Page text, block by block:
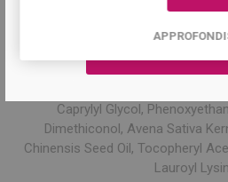
Talc, Zea Mays Starch,
Caprylyl Glycol,
Dimethiconol, Avena Sativa
Chinensis Seed Oil, Tocopheryl
Lauroyl